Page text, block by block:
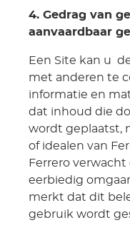
4. Gedrag van
aanvaardbaar
Een Site kan u
met anderen te
informatie en
dat inhoud die
wordt geplaatst,
of idealen van
Ferrero
eerbiedig
merkt dat dit
gebruik wordt